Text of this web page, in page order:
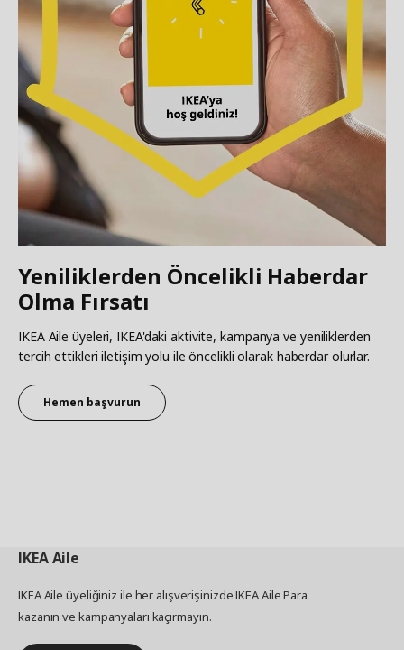
Yeniliklerden Öncelikli Haberdar
Olma Fırsatı
IKEA Aile üyeleri, IKEA'daki aktivite, kampanya ve yeniliklerden
tercih ettikleri iletişim yolu ile öncelikli olarak haberdar olurlar.
Hemen başvurun
IKEAAile
IKEA Aile üyeliğiniz ile her alışverişinizde IKEA Aile Para
kazanın ve kampanyaları kaçırmayın.